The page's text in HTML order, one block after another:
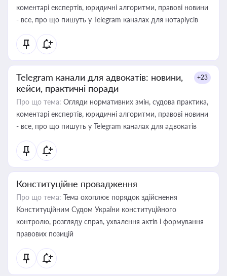
коментарі експертів, юридичні алгоритми, правові новини
- все, про що пишуть у Telegram каналах для нотаріусів
Telegram канали для адвокатів: новини,
кейси, практичні поради
+23
Про що тема: Огляди нормативних змін, судова практика,
коментарі експертів, юридичні алгоритми, правові новини
- все, про що пишуть у Telegram каналах для адвокатів
Конституційне провадження
Про що тема: Тема охоплює порядок здійснення
Конституційним Судом України конституційного
контролю, розгляду справ, ухвалення актів і формування
правових позицій